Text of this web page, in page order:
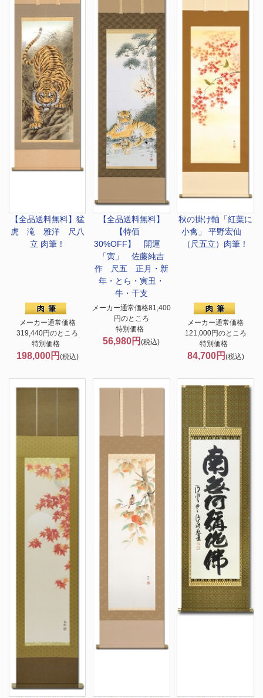
【全品送料無料】 猛
虎 滝 雅洋 尺八
立 肉筆！
メーカー通常価格
319,440円のところ
特別価格
198,000円 (税込)
【全品送料無料】
【特価
30%OFF】 開運
「寅」 佐藤純吉
作 尺五 正月・新
年・とら・寅丑・
牛・干支
メーカー通常価格81,400
円のところ
特別価格
56,980円(税込)
秋の掛け軸「紅葉に
小禽」 平野宏仙
（尺五立）肉筆！
メーカー通常価格
121,000円のところ
特別価格
84,700円 (税込)